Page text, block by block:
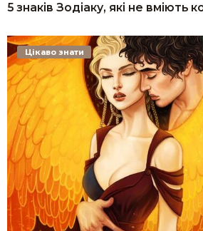
5 знаків Зодіаку, які не вміють
Цікаво знати